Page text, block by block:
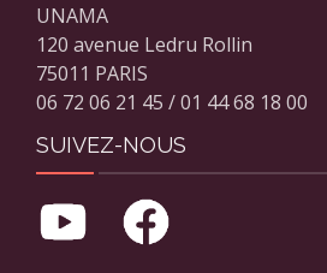
UNAMA
120 avenue Ledru Rollin
75011 PARIS
06 72 06 21 45 / 01 44 68 18 00
SUIVEZ-NOUS